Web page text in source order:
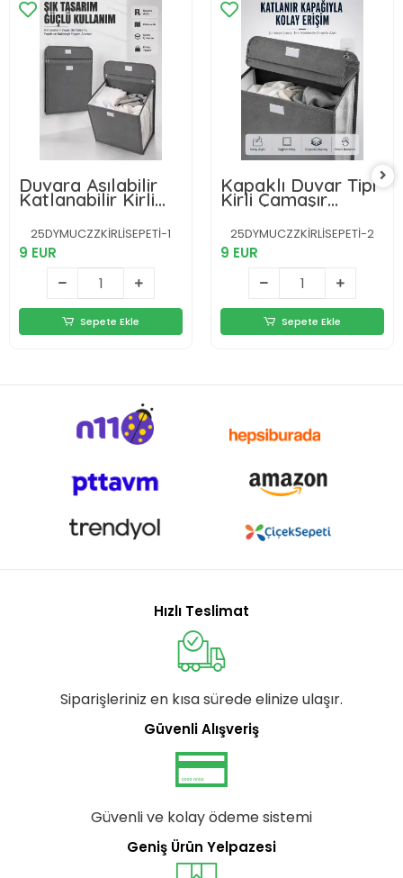
Duvara Asılabilir
Katlanabilir Kirli
Çamaşır Sepeti
Geniş Hacimli
Düzenleyici
25DYMUCZZKİRLİSEPETİ-1
9 EUR
Sepete Ekle
Kapaklı Duvar Tipi
Kirli Çamaşır
Sepeti Yer
Tasarrufu
Sağlayan
25DYMUCZZKİRLİSEPETİ-2
9 EUR
Sepete Ekle
Hızlı Teslimat
Siparişleriniz en kısa sürede elinize ulaşır.
Güvenli Alışveriş
Güvenli ve kolay ödeme sistemi
Geniş Ürün Yelpazesi